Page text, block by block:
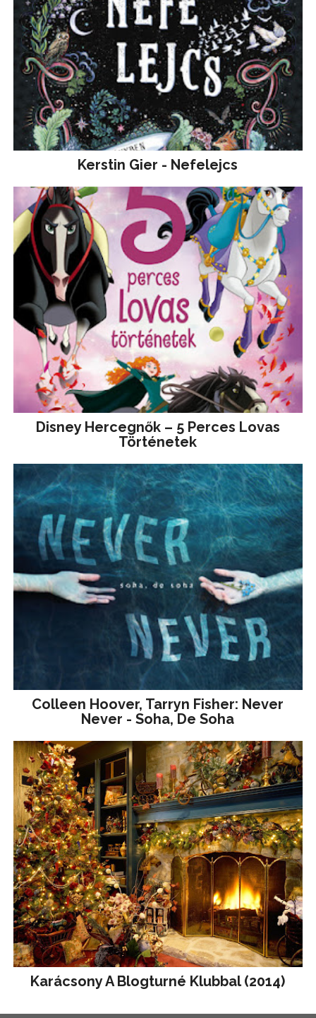
Kerstin Gier - Nefelejcs
Disney ​Hercegnők – 5 Perces Lovas
Történetek
Colleen Hoover, Tarryn Fisher: Never
Never - Soha, De Soha
Karácsony A Blogturné Klubbal (2014)